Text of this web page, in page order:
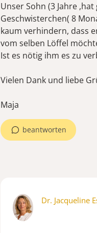
Unser Sohn (3 Jahre
Geschwisterchen( 8
kaum verhindern, dass
vom selben Löffel
Ist es nötig ihm es zu
Vielen Dank und liebe
Maja
beantworten
Dr. Jacqueline